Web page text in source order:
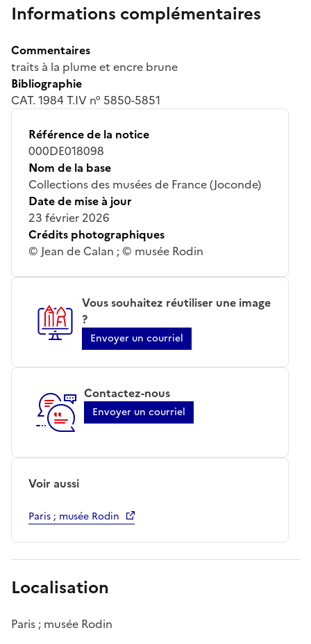
Informations complémentaires
Commentaires
traits à la plume et encre brune
Bibliographie
CAT. 1984 T.IV n° 5850-5851
Référence de la notice
000DE018098
Nom de la base
Collections des musées de France (Joconde)
Date de mise à jour
23 février 2026
Crédits photographiques
© Jean de Calan ; © musée Rodin
Vous souhaitez réutiliser une image
?
Envoyer un courriel
Contactez-nous
Envoyer un courriel
Voir aussi
Paris ; musée Rodin
Localisation
Paris ; musée Rodin